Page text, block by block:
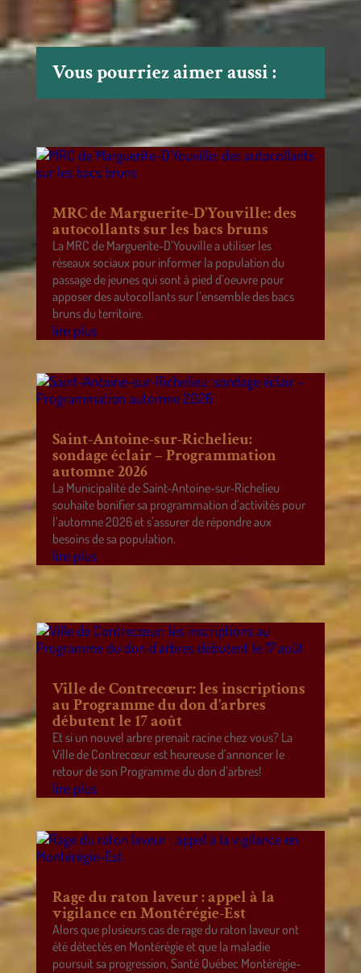
Vous pourriez aimer aussi :
MRC de Marguerite-D’Youville: des
autocollants sur les bacs bruns
La MRC de Marguerite-D’Youville a utiliser les
réseaux sociaux pour informer la population du
passage de jeunes qui sont à pied d’oeuvre pour
apposer des autocollants sur l’ensemble des bacs
bruns du territoire.
lire plus
Saint-Antoine-sur-Richelieu:
sondage éclair – Programmation
automne 2026
La Municipalité de Saint-Antoine-sur-Richelieu
souhaite bonifier sa programmation d’activités pour
l’automne 2026 et s’assurer de répondre aux
besoins de sa population.
lire plus
Ville de Contrecœur: les inscriptions
au Programme du don d’arbres
débutent le 17 août
Et si un nouvel arbre prenait racine chez vous? La
Ville de Contrecœur est heureuse d’annoncer le
retour de son Programme du don d’arbres!
lire plus
Rage du raton laveur : appel à la
vigilance en Montérégie-Est
Alors que plusieurs cas de rage du raton laveur ont
été détectés en Montérégie et que la maladie
poursuit sa progression, Santé Québec Montérégie-